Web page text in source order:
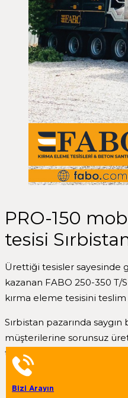
PRO-150
tesisi
Ürettiği tesisler sayesinde
kazanan FABO 250-350 T/
kırma eleme tesisini
Sırbistan pazarında
müşterilerine sorunsuz
tesisler sunuyor.
PRO-150 Mobil
detaylı bilgiye
Bizi Arayın